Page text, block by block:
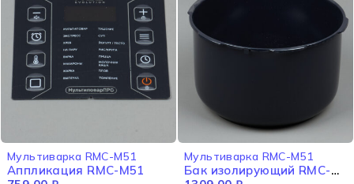
Мультиварка RMC-M51
Аппликация RMC-M51
Мультиварка RMC-M51
Бак изолирующий RMC-